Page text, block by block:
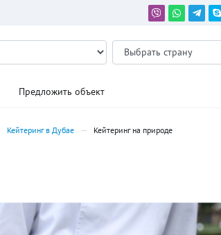
Предложить объект
Кейтеринг в Дубае Кейтеринг на природе